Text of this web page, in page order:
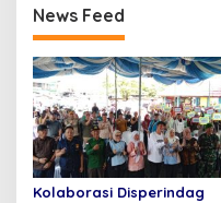
News Feed
Kolaborasi Disperindag